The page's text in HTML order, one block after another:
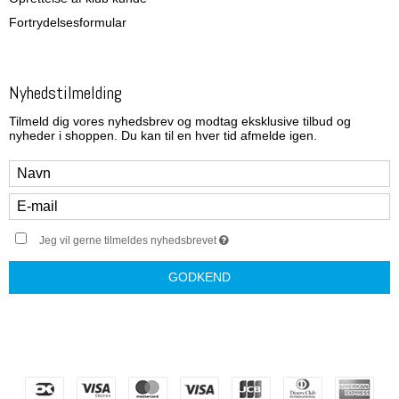
Fortrydelsesformular
Nyhedstilmelding
Tilmeld dig vores nyhedsbrev og modtag eksklusive tilbud og
nyheder i shoppen. Du kan til en hver tid afmelde igen.
Jeg vil gerne tilmeldes nyhedsbrevet
GODKEND